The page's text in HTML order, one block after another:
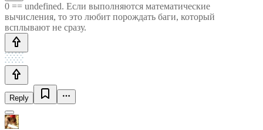
0 == undefined. Если выполняются математические
вычисления, то это любит порождать баги, который
всплывают не сразу.
Reply